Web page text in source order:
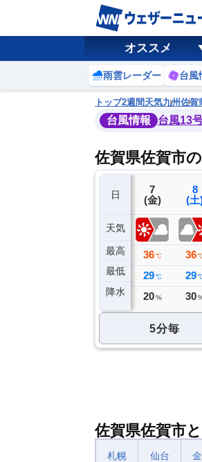
オススメ
雨雲レーダー 台風
トップ2週間天気九州佐賀
台風情報 台風13
佐賀県佐賀市
日
天気
最高
最低
降水
6
(木)
37℃
27℃
ミリ
7
(金)
36 ℃
29 ℃
20 %
8
(土
36
29
30
5分毎
佐賀県佐賀市
札幌 仙台